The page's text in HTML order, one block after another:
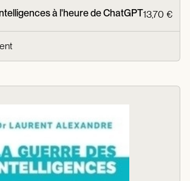
à l'heure de ChatGPT13,70 €